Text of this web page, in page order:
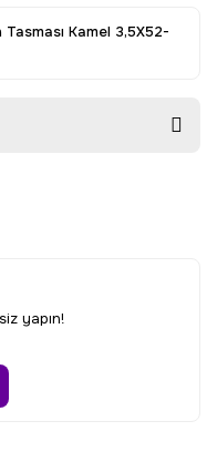
Kamel 3,5X52-
ve diğer
öneri formunu
yapın!